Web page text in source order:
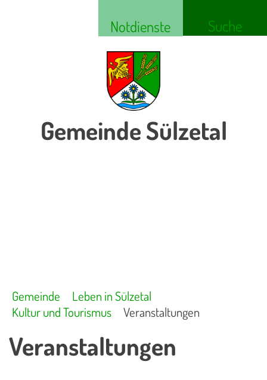
Notdienste Suche
Gemeinde Sülzetal
Gemeinde
Leben in Sülzetal
Kultur und Tourismus
Veranstaltungen
Veranstaltungen